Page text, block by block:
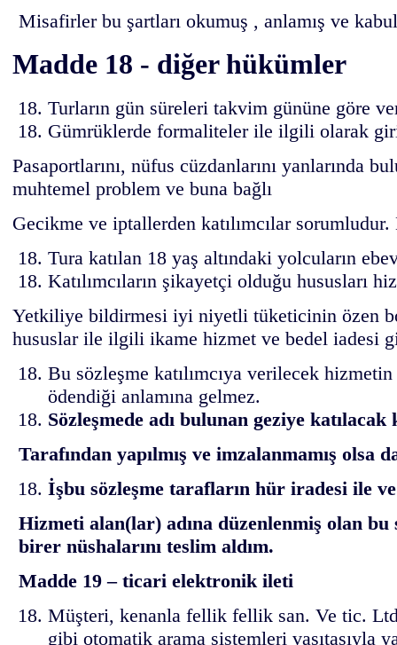
Misafirler bu şartları okumuş , anlamış ve kabul
Madde 18 - diğer hükümler
Turların gün süreleri takvim gününe göre
Gümrüklerde formaliteler ile ilgili olarak
Pasaportlarını, nüfus cüzdanlarını yanlarında
muhtemel problem ve buna bağlı
Gecikme ve iptallerden katılımcılar
Tura katılan 18 yaş altındaki yolcuların
Katılımcıların şikayetçi olduğu hususları
Yetkiliye bildirmesi iyi niyetli tüketicinin özen
hususlar ile ilgili ikame hizmet ve bedel iadesi
Bu sözleşme katılımcıya verilecek
ödendiği anlamına gelmez.
Sözleşmede adı bulunan geziye
Tarafından yapılmış ve imzalanmamış olsa
İşbu sözleşme tarafların hür iradesi ile
Hizmeti alan(lar) adına düzenlenmiş olan
birer nüshalarını teslim aldım.
Madde 19 – ticari elektronik ileti
Müşteri, kenanla fellik fellik san. Ve tic.
gibi otomatik arama sistemleri vasıtasıyla